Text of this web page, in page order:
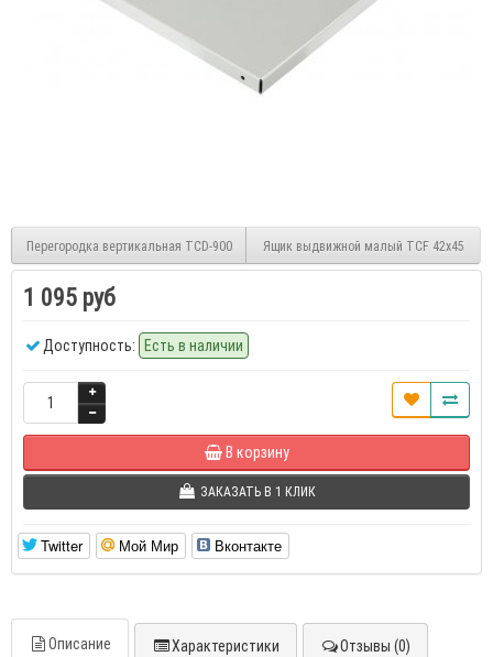
Перегородка вертикальная TCD-900 Ящик выдвижной малый TCF 42x45
1 095 руб
Доступность: Есть в наличии
В корзину
ЗАКАЗАТЬ В 1 КЛИК
Twitter Мой Мир Вконтакте
Описание Характеристики Отзывы (0)